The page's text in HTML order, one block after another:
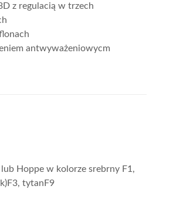
z regulacią w trzech
antwyważeniowycm
lub Hoppe w kolorze srebrny F1,
tytanF9